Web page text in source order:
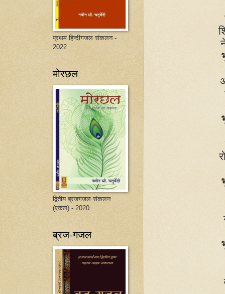
प्रथम हिन्दीगजल संकलन -
2022
मोरछल
द्वितीय ब्रजगजल संकलन
(एकल) - 2020
ब्रज-गजल